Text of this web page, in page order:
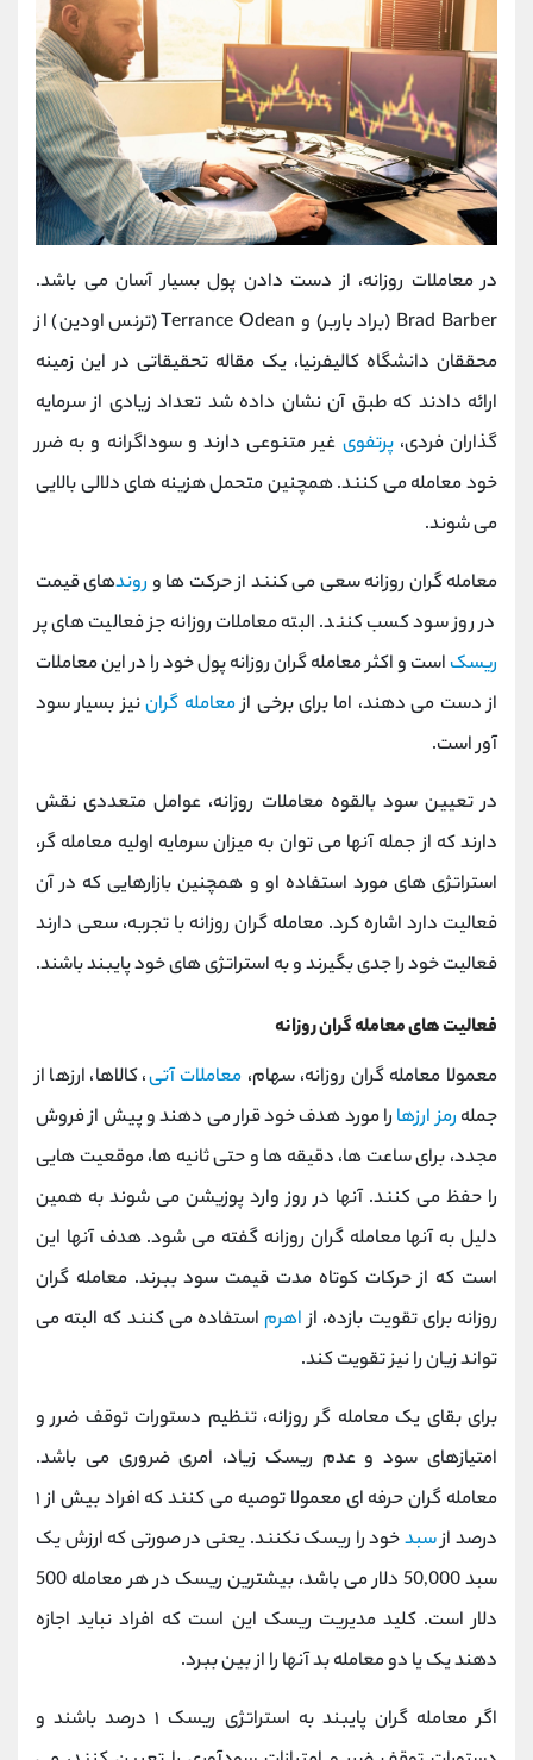
در معاملات روزانه، از دست دادن پول بسیار آسان می باشد.
Brad Barber (براد باربر) و Terrance Odean (ترنس اودین) از
محققان دانشگاه کالیفرنیا، یک مقاله تحقیقاتی در این زمینه
ارائه دادند که طبق آن نشان داده شد تعداد زیادی از سرمایه
گذاران فردی،پرتفوی غیر متنوعی دارند و سوداگرانه و به ضرر
خود معامله می کنند. همچنین متحمل هزینه های دلالی بالایی
می شوند.
معامله گران روزانه سعی می کنند از حرکت ها و روندهای قیمت
در روز سود کسب کنند. البته معاملات روزانه جز فعالیت های پر
ریسک است و اکثر معامله گران روزانه پول خود را در این معاملات
از دست می دهند، اما برای برخی ازمعامله گراننیز بسیار سود
آور است.
در تعیین سود بالقوه معاملات روزانه، عوامل متعددی نقش
دارند که از جمله آنها می توان به میزان سرمایه اولیه معامله گر،
استراتژی های مورد استفاده او و همچنین بازارهایی که در آن
فعالیت دارد اشاره کرد. معامله گران روزانه با تجربه، سعی دارند
فعالیت خود را جدی بگیرند و به استراتژی های خود پایبند باشند.
فعالیت های معامله گران روزانه
معمولا معامله گران روزانه، سهام، معاملات آتی، کالاها، ارزها از
جمله رمز ارزها را مورد هدف خود قرار می دهند و پیش از فروش
مجدد، برای ساعت ها، دقیقه ها و حتی ثانیه ها، موقعیت هایی
را حفظ می کنند. آنها در روز وارد پوزیشن می شوند به همین
دلیل به آنها معامله گران روزانه گفته می شود. هدف آنها این
است که از حرکات کوتاه مدت قیمت سود ببرند. معامله گران
روزانه برای تقویت بازده، ازاهرم استفاده می کنند که البته می
تواند زیان را نیز تقویت کند.
برای بقای یک معامله گر روزانه، تنظیم دستورات توقف ضرر و
امتیازهای سود و عدم ریسک زیاد، امری ضروری می باشد.
معامله گران حرفه ای معمولا توصیه می کنند که افراد بیش از ۱
درصد ازسبدخود را ریسک نکنند. یعنی در صورتی که ارزش یک
سبد 50,000 دلار می باشد، بیشترین ریسک در هر معامله 500
دلار است. کلید مدیریت ریسک این است که افراد نباید اجازه
دهند یک یا دو معامله بد آنها را از بین ببرد.
اگر معامله گران پایبند به استراتژی ریسک ۱ درصد باشند و